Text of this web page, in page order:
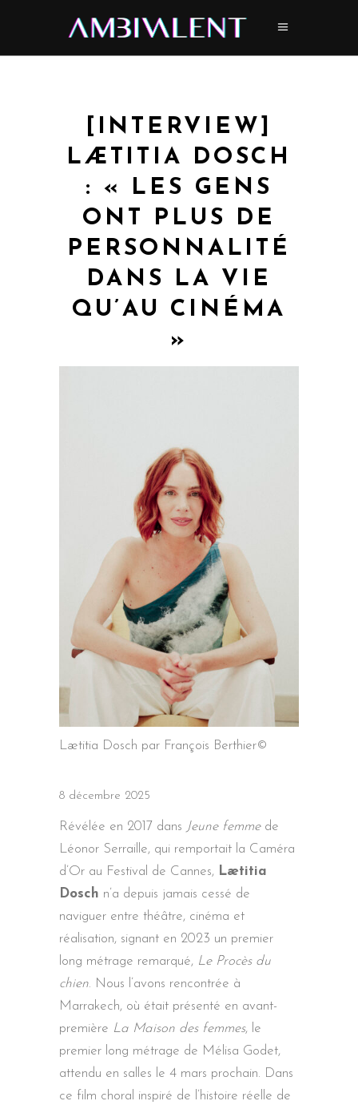
[INTERVIEW]
LÆTITIA DOSCH
: « LES GENS
ONT PLUS DE
PERSONNALITÉ
DANS LA VIE
QU’AU CINÉMA
»
Lætitia Dosch par François Berthier©
8 décembre 2025
Révélée en 2017 dans Jeune femmede
Léonor Serraille, qui remportait la Caméra
d’Or au Festival de Cannes, Lætitia
Dosch n’a depuis jamais cessé de
naviguer entre théâtre, cinéma et
réalisation, signant en 2023 un premier
long métrage remarqué, Le Procès du
chien. Nous l’avons rencontrée à
Marrakech, où était présenté en avant-
première La Maison des femmes, le
premier long métrage de Mélisa Godet,
attendu en salles le 4 mars prochain. Dans
ce film choral inspiré de l’histoire réelle de